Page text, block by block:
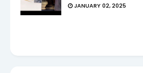
JANUARY 02, 2025